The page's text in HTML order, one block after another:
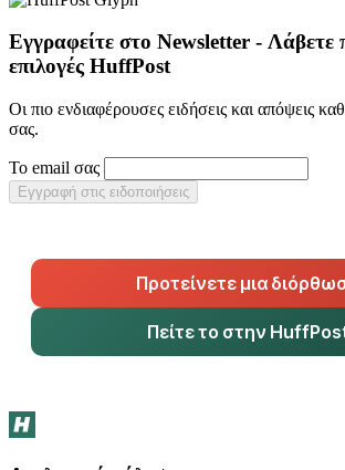
Εγγραφείτε στο Newsletter - Λάβετε
επιλογές HuffPost
Οι πιο ενδιαφέρουσες ειδήσεις και απόψεις
σας.
Το email σας
Εγγραφή στις ειδοποιήσεις
Προτείνετε μια
Πείτε το στην